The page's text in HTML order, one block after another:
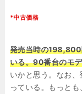
*中古価格
発売当時の
いる。90番台のモ
いかと思う。なお
っている。もっと